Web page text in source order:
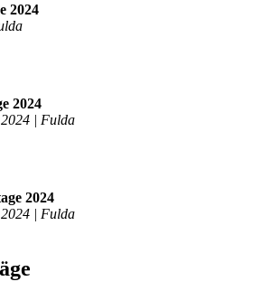
2024
2024
2024 | Fulda
2024
2024 | Fulda